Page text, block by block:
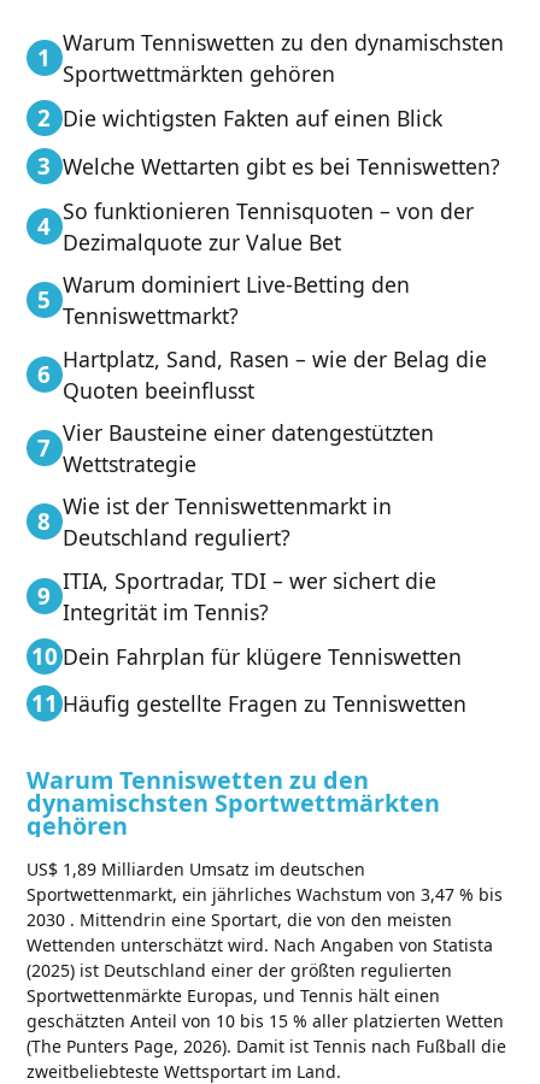
Warum Tenniswetten zu den dynamischsten
Sportwettmärkten gehören
Die wichtigsten Fakten auf einen Blick
Welche Wettarten gibt es bei Tenniswetten?
So funktionieren Tennisquoten – von der
Dezimalquote zur Value Bet
Warum dominiert Live-Betting den
Tenniswettmarkt?
Hartplatz, Sand, Rasen – wie der Belag die
Quoten beeinflusst
Vier Bausteine einer datengestützten
Wettstrategie
Wie ist der Tenniswettenmarkt in
Deutschland reguliert?
ITIA, Sportradar, TDI – wer sichert die
Integrität im Tennis?
Dein Fahrplan für klügere Tenniswetten
Häufig gestellte Fragen zu Tenniswetten
Warum Tenniswetten zu den
dynamischsten Sportwettmärkten
gehören
US$ 1,89 Milliarden Umsatz im deutschen
Sportwettenmarkt, ein jährliches Wachstum von 3,47 % bis
2030 . Mittendrin eine Sportart, die von den meisten
Wettenden unterschätzt wird. Nach Angaben von Statista
(2025) ist Deutschland einer der größten regulierten
Sportwettenmärkte Europas, und Tennis hält einen
geschätzten Anteil von 10 bis 15 % aller platzierten Wetten
(The Punters Page, 2026). Damit ist Tennis nach Fußball die
zweitbeliebteste Wettsportart im Land.